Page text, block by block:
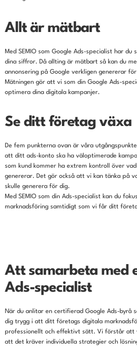
Allt är mätbart
Med SEMIO som Google Ads-specialist har
dina siffror. Då allting är mätbart så kan du
annonsering på Google verkligen genererar
Mätningen gör att vi som din Google Ads-
optimera dina digitala kampanjer.
Se ditt företag växa
De fem punkterna ovan är våra
att ditt ads-konto ska ha väloptimerade
som kund kommer ha extrem kontroll över
genererar. Det gör också att vi kan tänka på
skulle generera för dig.
Med SEMIO som din Ads-specialist kan du
marknadsföring samtidigt som vi får ditt
Att samarbeta med
Ads-specialist
När du anlitar en certifierad Google Ads-byrå
dig trygg i att ditt företags digitala
professionellt och effektivt sätt. Vi förstår att
att det kräver individuella strategier och